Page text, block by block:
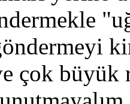
çok büyük